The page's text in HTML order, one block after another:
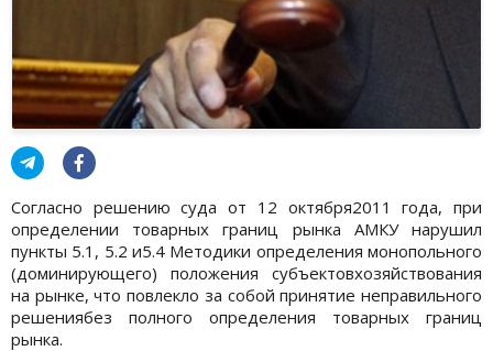
Согласно решению суда от 12 октября2011 года, при
определении товарных границ рынка АМКУ нарушил
пункты 5.1, 5.2 и5.4 Методики определения монопольного
(доминирующего) положения субъектовхозяйствования
на рынке, что повлекло за собой принятие неправильного
решениябез полного определения товарных границ
рынка.